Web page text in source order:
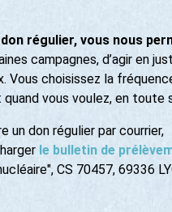
régulier, vous nous
campagnes, d’agir en
Vous choisissez la
vous voulez, en toute
un don régulier par courrier,
le bulletin de
CS 70457, 69336